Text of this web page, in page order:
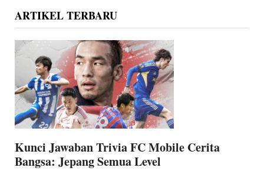
ARTIKEL TERBARU
Kunci Jawaban Trivia FC Mobile Cerita
Bangsa: Jepang Semua Level